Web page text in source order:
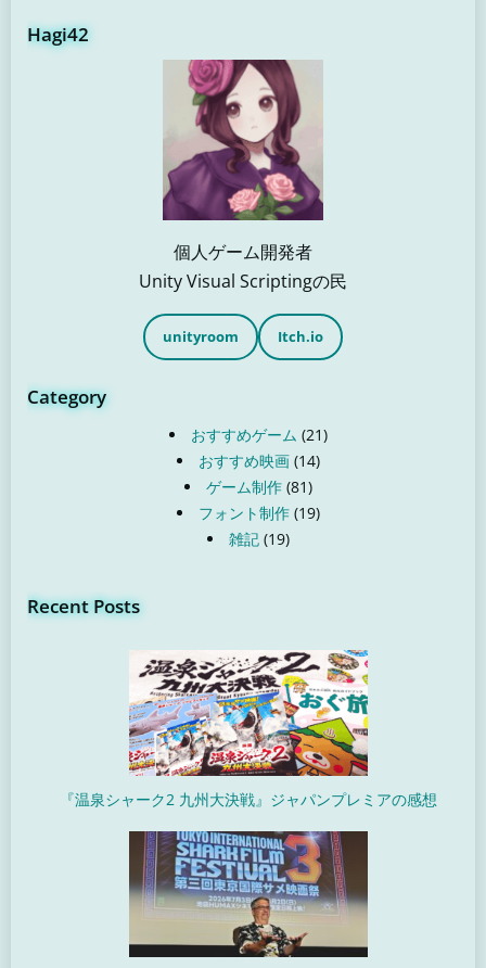
Hagi42
個人ゲーム開発者
Unity Visual Scriptingの民
unityroom Itch.io
Category
おすすめゲーム (21)
おすすめ映画 (14)
ゲーム制作 (81)
フォント制作 (19)
雑記 (19)
Recent Posts
『温泉シャーク2 九州大決戦』ジャパンプレミアの感想